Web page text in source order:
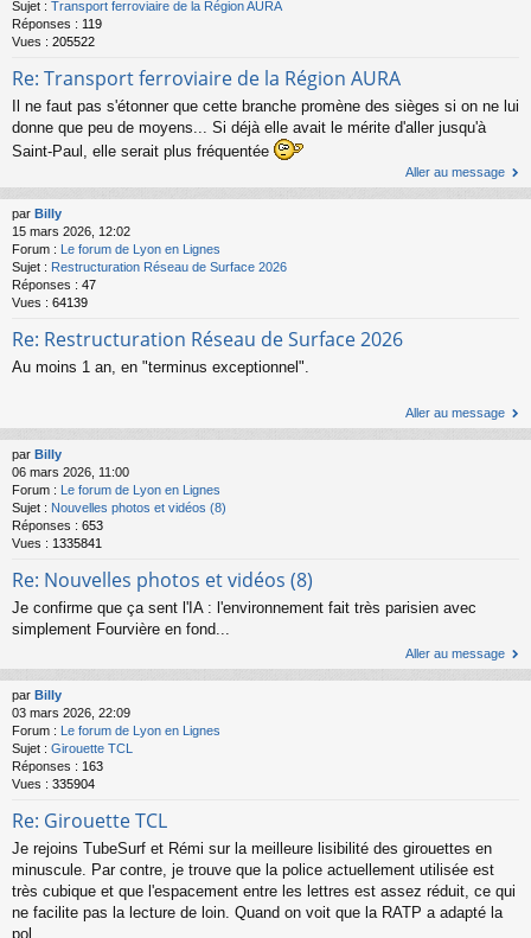
Sujet : Transport ferroviaire de la Région AURA
Réponses : 119
Vues : 205522
Re: Transport ferroviaire de la Région AURA
Il ne faut pas s'étonner que cette branche promène des sièges si on ne lui
donne que peu de moyens... Si déjà elle avait le mérite d'aller jusqu'à
Saint-Paul, elle serait plus fréquentée
Aller au message
par Billy
15 mars 2026, 12:02
Forum : Le forum de Lyon en Lignes
Sujet : Restructuration Réseau de Surface 2026
Réponses : 47
Vues : 64139
Re: Restructuration Réseau de Surface 2026
Au moins 1 an, en "terminus exceptionnel".
Aller au message
par Billy
06 mars 2026, 11:00
Forum : Le forum de Lyon en Lignes
Sujet : Nouvelles photos et vidéos (8)
Réponses : 653
Vues : 1335841
Re: Nouvelles photos et vidéos (8)
Je confirme que ça sent l'IA : l'environnement fait très parisien avec
simplement Fourvière en fond...
Aller au message
par Billy
03 mars 2026, 22:09
Forum : Le forum de Lyon en Lignes
Sujet : Girouette TCL
Réponses : 163
Vues : 335904
Re: Girouette TCL
Je rejoins TubeSurf et Rémi sur la meilleure lisibilité des girouettes en
minuscule. Par contre, je trouve que la police actuellement utilisée est
très cubique et que l'espacement entre les lettres est assez réduit, ce qui
ne facilite pas la lecture de loin. Quand on voit que la RATP a adapté la
pol...